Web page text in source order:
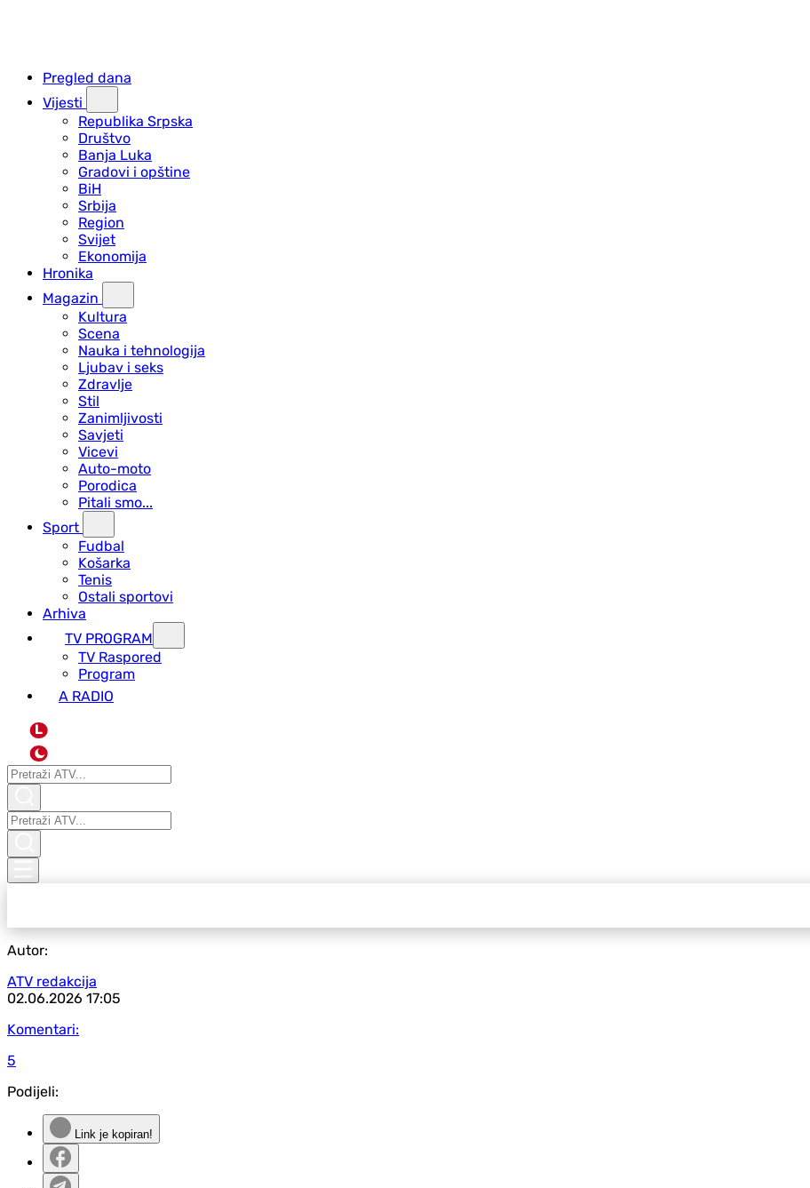
Pregled dana
Vijesti
Republika Srpska
Društvo
Banja Luka
Gradovi i opštine
BiH
Srbija
Region
Svijet
Ekonomija
Hronika
Magazin
Kultura
Scena
Nauka i tehnologija
Ljubav i seks
Zdravlje
Stil
Zanimljivosti
Savjeti
Vicevi
Auto-moto
Porodica
Pitali smo...
Sport
Fudbal
Košarka
Tenis
Ostali sportovi
Arhiva
TV PROGRAM
ТV Raspored
Program
A RADIO
L
Autor:
ATV redakcija
02.06.2026 17:05
Komentari:
5
Podijeli:
Link je kopiran!